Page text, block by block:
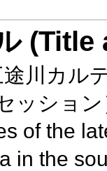
川カル
ッショ
of the
in the